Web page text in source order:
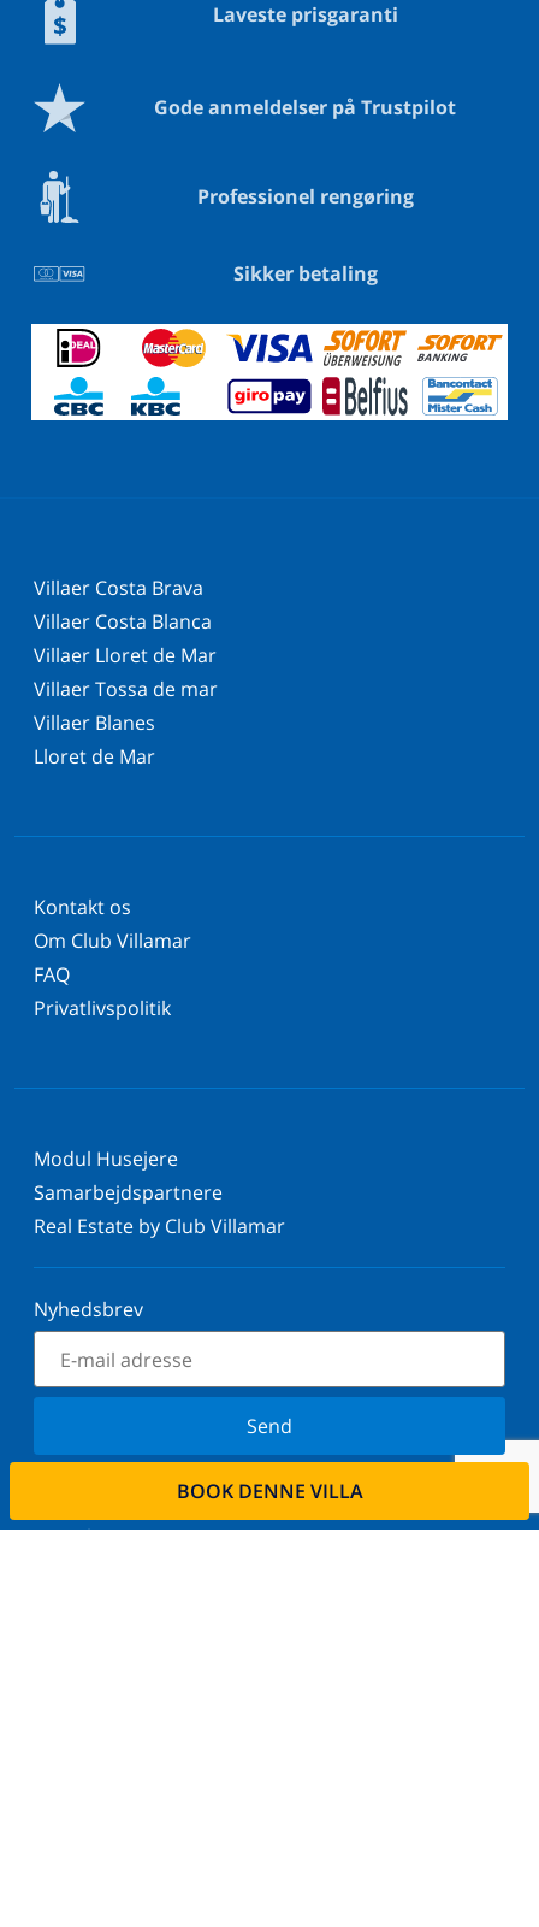
BOOK DENNE VILLA
Laveste prisgaranti
Gode anmeldelser på Trustpilot
Professionel rengøring
Sikker betaling
Villaer Costa Brava
Villaer Costa Blanca
Villaer Lloret de Mar
Villaer Tossa de mar
Villaer Blanes
Lloret de Mar
Kontakt os
Om Club Villamar
FAQ
Privatlivspolitik
Modul Husejere
Samarbejdspartnere
Real Estate by Club Villamar
Nyhedsbrev
Send
Tilmeld dig vores nyhedsbrev og bliv orienteret om
de seneste nyheder og tilbud. Vi respekterer dit
privatliv.